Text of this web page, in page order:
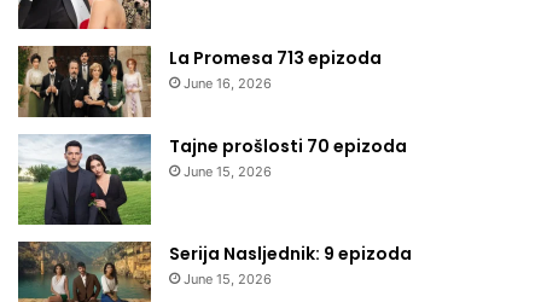
La Promesa 713 epizoda
June 16, 2026
Tajne prošlosti 70 epizoda
June 15, 2026
Serija Nasljednik: 9 epizoda
June 15, 2026